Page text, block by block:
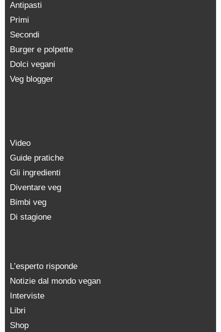
Antipasti
Primi
Secondi
Burger e polpette
Dolci vegani
Veg blogger
Video
Guide pratiche
Gli ingredienti
Diventare veg
Bimbi veg
Di stagione
L’esperto risponde
Notizie dal mondo vegan
Interviste
Libri
Shop